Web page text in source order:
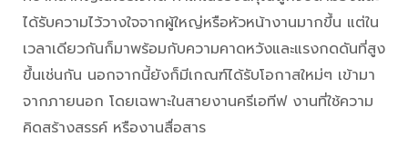
ได้รับความไว้วางใจจากผู้ใหญ่หรือหัวหน้างานมากขึ้น แต่ใน
เวลาเดียวกันก็มาพร้อมกับความคาดหวังและแรงกดดันที่สูง
ขึ้นเช่นกัน นอกจากนี้ยังก็มีเกณฑ์ได้รับโอกาสใหม่ๆ เข้ามา
จากภายนอก โดยเฉพาะในสายงานครีเอทีฟ งานที่ใช้ความ
คิดสร้างสรรค์ หรืองานสื่อสาร